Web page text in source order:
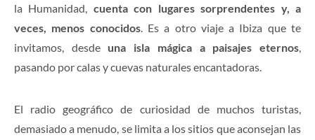
la Humanidad, cuenta con lugares sorprendentes y, a
veces, menos conocidos. Es a otro viaje a Ibiza que te
invitamos, desde una isla mágica a paisajes eternos,
pasando por calas y cuevas naturales encantadoras.
El radio geográfico de curiosidad de muchos turistas,
demasiado a menudo, se limita a los sitios que aconsejan las